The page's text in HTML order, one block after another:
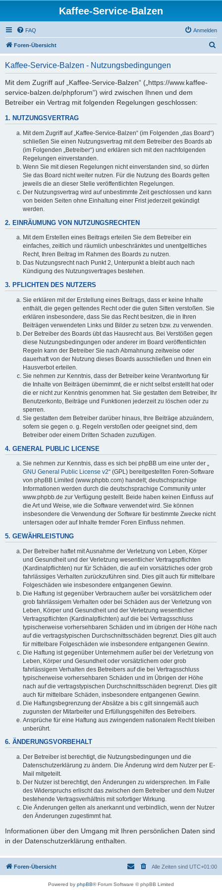
Kaffee-Service-Balzen
FAQ Anmelden
Foren-Übersicht
Kaffee-Service-Balzen - Nutzungsbedingungen
Mit dem Zugriff auf „Kaffee-Service-Balzen“ („https://www.kaffee-
service-balzen.de/phpforum“) wird zwischen Ihnen und dem
Betreiber ein Vertrag mit folgenden Regelungen geschlossen:
1. NUTZUNGSVERTRAG
Mit dem Zugriff auf „Kaffee-Service-Balzen“ (im Folgenden „das Board“)
schließen Sie einen Nutzungsvertrag mit dem Betreiber des Boards ab
(im Folgenden „Betreiber“) und erklären sich mit den nachfolgenden
Regelungen einverstanden.
Wenn Sie mit diesen Regelungen nicht einverstanden sind, so dürfen
Sie das Board nicht weiter nutzen. Für die Nutzung des Boards gelten
jeweils die an dieser Stelle veröffentlichten Regelungen.
Der Nutzungsvertrag wird auf unbestimmte Zeit geschlossen und kann
von beiden Seiten ohne Einhaltung einer Frist jederzeit gekündigt
werden.
2. EINRÄUMUNG VON NUTZUNGSRECHTEN
Mit dem Erstellen eines Beitrags erteilen Sie dem Betreiber ein
einfaches, zeitlich und räumlich unbeschränktes und unentgeltliches
Recht, Ihren Beitrag im Rahmen des Boards zu nutzen.
Das Nutzungsrecht nach Punkt 2, Unterpunkt a bleibt auch nach
Kündigung des Nutzungsvertrages bestehen.
3. PFLICHTEN DES NUTZERS
Sie erklären mit der Erstellung eines Beitrags, dass er keine Inhalte
enthält, die gegen geltendes Recht oder die guten Sitten verstoßen. Sie
erklären insbesondere, dass Sie das Recht besitzen, die in Ihren
Beiträgen verwendeten Links und Bilder zu setzen bzw. zu verwenden.
Der Betreiber des Boards übt das Hausrecht aus. Bei Verstößen gegen
diese Nutzungsbedingungen oder anderer im Board veröffentlichten
Regeln kann der Betreiber Sie nach Abmahnung zeitweise oder
dauerhaft von der Nutzung dieses Boards ausschließen und Ihnen ein
Hausverbot erteilen.
Sie nehmen zur Kenntnis, dass der Betreiber keine Verantwortung für
die Inhalte von Beiträgen übernimmt, die er nicht selbst erstellt hat oder
die er nicht zur Kenntnis genommen hat. Sie gestatten dem Betreiber, Ihr
Benutzerkonto, Beiträge und Funktionen jederzeit zu löschen oder zu
sperren.
Sie gestatten dem Betreiber darüber hinaus, Ihre Beiträge abzuändern,
sofern sie gegen o. g. Regeln verstoßen oder geeignet sind, dem
Betreiber oder einem Dritten Schaden zuzufügen.
4. GENERAL PUBLIC LICENSE
Sie nehmen zur Kenntnis, dass es sich bei phpBB um eine unter der „
GNU General Public License v2“ (GPL) bereitgestellten Foren-Software
von phpBB Limited (www.phpbb.com) handelt; deutschsprachige
Informationen werden durch die deutschsprachige Community unter
www.phpbb.de zur Verfügung gestellt. Beide haben keinen Einfluss auf
die Art und Weise, wie die Software verwendet wird. Sie können
insbesondere die Verwendung der Software für bestimmte Zwecke nicht
untersagen oder auf Inhalte fremder Foren Einfluss nehmen.
5. GEWÄHRLEISTUNG
Der Betreiber haftet mit Ausnahme der Verletzung von Leben, Körper
und Gesundheit und der Verletzung wesentlicher Vertragspflichten
(Kardinalpflichten) nur für Schäden, die auf ein vorsätzliches oder grob
fahrlässiges Verhalten zurückzuführen sind. Dies gilt auch für mittelbare
Folgeschäden wie insbesondere entgangenen Gewinn.
Die Haftung ist gegenüber Verbrauchern außer bei vorsätzlichem oder
grob fahrlässigem Verhalten oder bei Schäden aus der Verletzung von
Leben, Körper und Gesundheit und der Verletzung wesentlicher
Vertragspflichten (Kardinalpflichten) auf die bei Vertragsschluss
typischerweise vorhersehbaren Schäden und im übrigen der Höhe nach
auf die vertragstypischen Durchschnittsschäden begrenzt. Dies gilt auch
für mittelbare Folgeschäden wie insbesondere entgangenen Gewinn.
Die Haftung ist gegenüber Unternehmern außer bei der Verletzung von
Leben, Körper und Gesundheit oder vorsätzlichem oder grob
fahrlässigem Verhalten des Betreibers auf die bei Vertragsschluss
typischerweise vorhersehbaren Schäden und im Übrigen der Höhe
nach auf die vertragstypischen Durchschnittsschäden begrenzt. Dies gilt
auch für mittelbare Schäden, insbesondere entgangenen Gewinn.
Die Haftungsbegrenzung der Absätze a bis c gilt sinngemäß auch
zugunsten der Mitarbeiter und Erfüllungsgehilfen des Betreibers.
Ansprüche für eine Haftung aus zwingendem nationalem Recht bleiben
unberührt.
6. ÄNDERUNGSVORBEHALT
Der Betreiber ist berechtigt, die Nutzungsbedingungen und die
Datenschutzerklärung zu ändern. Die Änderung wird dem Nutzer per E-
Mail mitgeteilt.
Der Nutzer ist berechtigt, den Änderungen zu widersprechen. Im Falle
des Widerspruchs erlischt das zwischen dem Betreiber und dem Nutzer
bestehende Vertragsverhältnis mit sofortiger Wirkung.
Die Änderungen gelten als anerkannt und verbindlich, wenn der Nutzer
den Änderungen zugestimmt hat.
Informationen über den Umgang mit Ihren persönlichen Daten sind
in der Datenschutzerklärung enthalten.
Foren-Übersicht Alle Zeiten sind UTC+01:00
Powered by phpBB® Forum Software © phpBB Limited